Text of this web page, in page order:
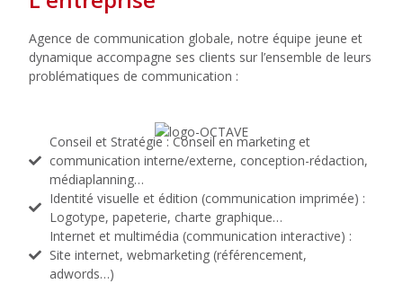
Agence de communication globale, notre équipe jeune et
dynamique accompagne ses clients sur l’ensemble de leurs
problématiques de communication :
Conseil et Stratégie : Conseil en marketing et
communication interne/externe, conception-rédaction,
médiaplanning…
Identité visuelle et édition (communication imprimée) :
Logotype, papeterie, charte graphique…
Internet et multimédia (communication interactive) :
Site internet, webmarketing (référencement,
adwords…)